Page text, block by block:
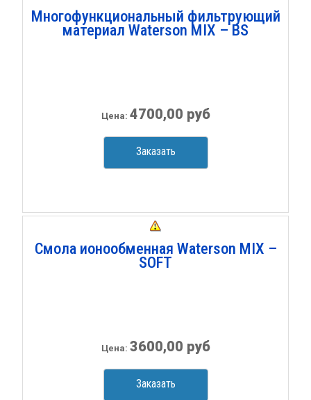
Многофункциональный фильтрующий
материал Waterson MIX – BS
Цена: 4700,00 руб
Заказать
Смола ионообменная Waterson MIX –
SOFT
Цена: 3600,00 руб
Заказать